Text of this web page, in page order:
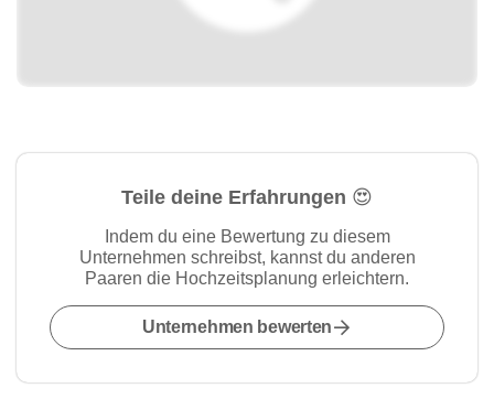
Teile deine Erfahrungen 😍
Indem du eine Bewertung zu diesem
Unternehmen schreibst, kannst du anderen
Paaren die Hochzeitsplanung erleichtern.
Unternehmen bewerten